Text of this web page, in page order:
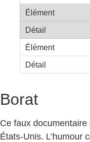
Borat
Ce faux
États-Unis. L’humour